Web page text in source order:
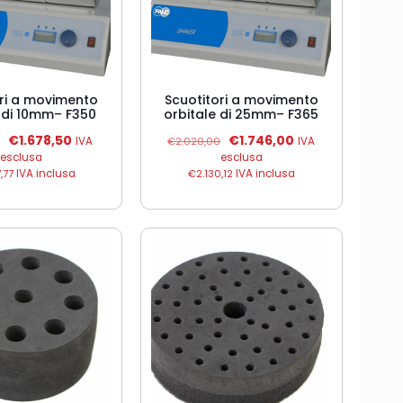
a movimento
10mm– F350
Il
prezzo
originale
€1.678,50Il
attuale
€1.678,50.
IVA
esclusa
IVA inclusa
Scuotitori a movimento
orbitale di 25mm– F365
€2.020,00 Il
prezzo
originale
€1.746,00 Il
attuale
€1.746,00.
IVA
esclusa
€2.130,12IVA inclusa